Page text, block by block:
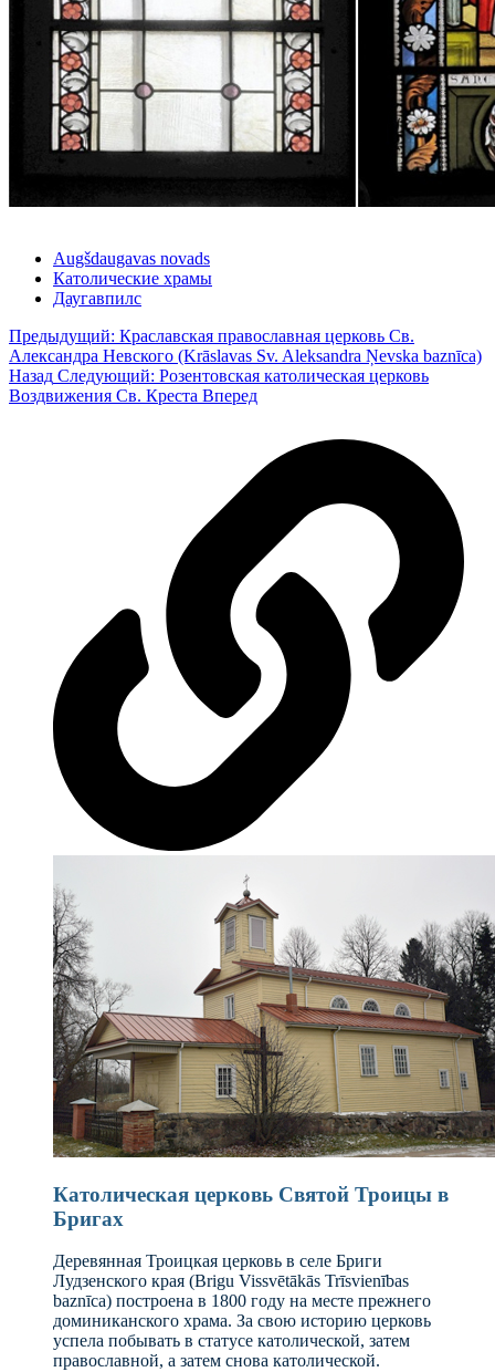
Augšdaugavas novads
Католические храмы
Даугавпилс
Предыдущий: Краславская православная церковь Св.
Александра Невского (Krāslavas Sv. Aleksandra Ņevska baznīca)
Назад Следующий: Розентовская католическая церковь
Воздвижения Св. Креста Вперед
Католическая церковь Святой Троицы в
Бригах
Деревянная Троицкая церковь в селе Бриги
Лудзенского края (Brigu Vissvētākās Trīsvienības
baznīca) построена в 1800 году на месте прежнего
доминиканского храма. За свою историю церковь
успела побывать в статусе католической, затем
православной, а затем снова католической.